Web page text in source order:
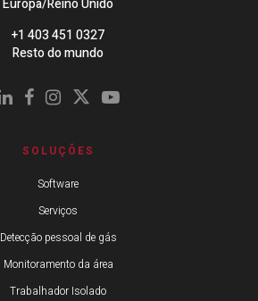
Europa/Reino Unido
+1 403 451 0327
Resto do mundo
SOLUÇÕES
Software
Serviços
Detecção pessoal de gás
Monitoramento da área
Trabalhador Isolado